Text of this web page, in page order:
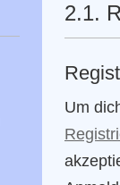
2.1.
Um